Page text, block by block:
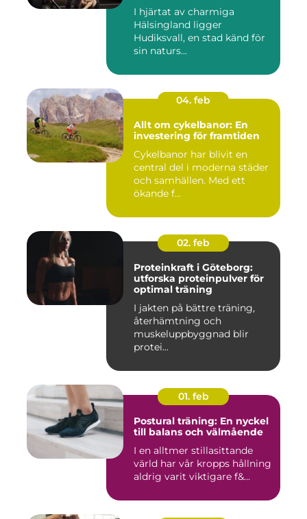
I hjärtat av charmiga
Hälsingland ligger
Hudiksvall, en stad känd för
sin naturs...
04. feb
Allt om cykelbanor: En
investering för framtiden
Cykelbanor har blivit en
central del i moderna städer
och samhällen. Med ett
ökande f...
02. feb
Proteinkraft i Göteborg:
utforska proteinpulver för
optimal träning
I jakten på bättre träning,
återhämtning och
muskeluppbyggnad blir
protei...
01. feb
Postural träning: En nyckel
till balans och välmående
I en alltmer stillasittande
värld har vår kropps hållning
aldrig varit viktigare f&...